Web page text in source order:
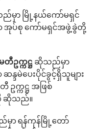
မှာ မြို့နယ်‌ကော်မရှင်
အုပ်စု ကော်မရှင်အဖွဲ့ခွဲတို့
ဥက္ကဋ္ဌ ဆိုသည်မှာ
ဒမဲပေးပိုင်ခွင့်ရှိသူများ
က္ကဋ္ဌ အဖြစ်
ဆိုသည်။
ာ ရန်ကုန်မြို့‌တော်